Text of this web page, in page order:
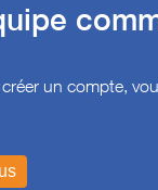
un compte,